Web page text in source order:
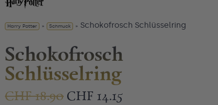
Harry Potter » Schmuck » Schokofrosch Schlüsselring
Schokofrosch
Schlüsselring
CHF18.90 CHF 14.15